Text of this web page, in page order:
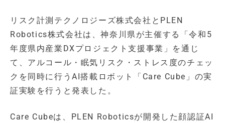
リスク計測テクノロジーズ株式会社とPLEN
Robotics株式会社は、神奈川県が主催する「令和5
年度県内産業DXプロジェクト支援事業」を通じ
て、アルコール・眠気リスク・ストレス度のチェッ
クを同時に行うAI搭載ロボット「Care Cube」の実
証実験を行うと発表した。
Care Cubeは、PLEN Roboticsが開発した顔認証AI